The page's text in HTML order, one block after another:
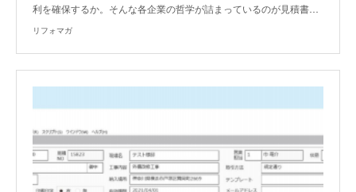
利を確保するか。そんな各企業の哲学が詰まっているのが見積書…
リフォマガ